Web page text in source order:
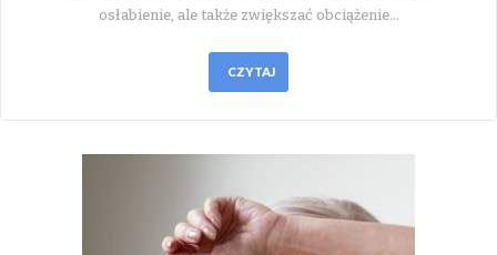
osłabienie, ale także zwiększać obciążenie…
CZYTAJ